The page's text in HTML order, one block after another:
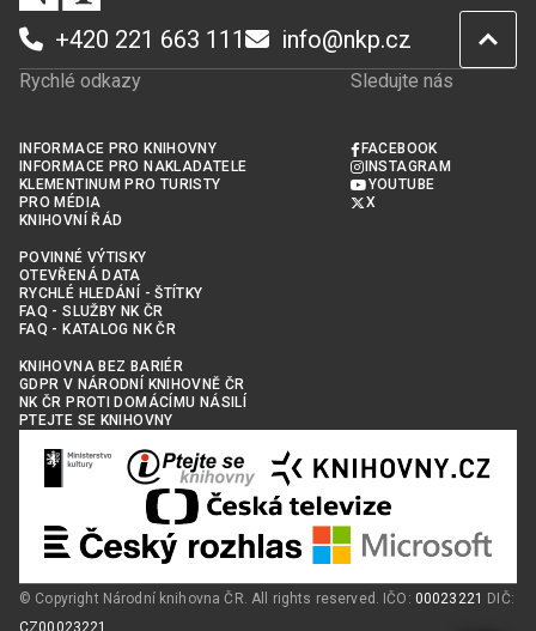
+420 221 663 111 info@nkp.cz
Rychlé odkazy
INFORMACE PRO KNIHOVNY
INFORMACE PRO NAKLADATELE
KLEMENTINUM PRO TURISTY
PRO MÉDIA
KNIHOVNÍ ŘÁD
POVINNÉ VÝTISKY
OTEVŘENÁ DATA
RYCHLÉ HLEDÁNÍ - ŠTÍTKY
FAQ - SLUŽBY NK ČR
FAQ - KATALOG NK ČR
KNIHOVNA BEZ BARIÉR
GDPR V NÁRODNÍ KNIHOVNĚ ČR
NK ČR PROTI DOMÁCÍMU NÁSILÍ
PTEJTE SE KNIHOVNY
Sledujte nás
FACEBOOK
INSTAGRAM
YOUTUBE
X
© Copyright Národní knihovna ČR. All rights reserved. IČO: 00023221 DIČ:
CZ00023221